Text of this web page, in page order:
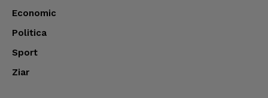
Economic
Politica
Sport
Ziar